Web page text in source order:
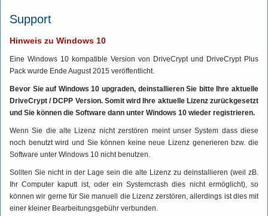
Support
Hinweis zu Windows 10
Eine Windows 10 kompatible Version von DriveCrypt und DriveCrypt Plus
Pack wurde Ende August 2015 veröffentlicht.
Bevor Sie auf Windows 10 upgraden, deinstallieren Sie bitte Ihre aktuelle
DriveCrypt / DCPP Version. Somit wird Ihre aktuelle Lizenz zurückgesetzt
und Sie können die Software dann unter Windows 10 wieder registrieren.
Wenn Sie die alte Lizenz nicht zerstören meint unser System dass diese
noch benutzt wird und Sie können keine neue Lizenz generieren bzw. die
Software unter Windows 10 nicht benutzen.
Sollten Sie nicht in der Lage sein die alte Lizenz zu deinstallieren (weil zB.
Ihr Computer kaputt ist, oder ein Systemcrash dies nicht ermöglicht), so
können wir gerne für Sie manuell die Lizenz zerstören, allerdings ist dies mit
einer kleiner Bearbeitungsgebühr verbunden.